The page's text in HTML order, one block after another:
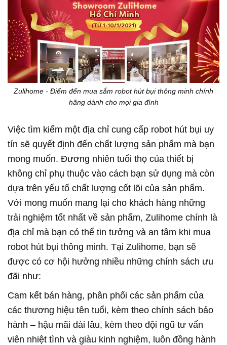
Zulihome - Điểm đến mua sắm robot hút bụi thông minh chính
hãng dành cho mọi gia đình
Việc tìm kiếm một địa chỉ cung cấp robot hút bụi uy
tín sẽ quyết định đến chất lượng sản phẩm mà bạn
mong muốn. Đương nhiên tuổi thọ của thiết bị
không chỉ phụ thuộc vào cách bạn sử dụng mà còn
dựa trên yếu tố chất lượng cốt lõi của sản phẩm.
Với mong muốn mang lại cho khách hàng những
trải nghiệm tốt nhất về sản phẩm, Zulihome chính là
địa chỉ mà bạn có thể tin tưởng và an tâm khi mua
robot hút bụi thông minh. Tại Zulihome, bạn sẽ
được có cơ hội hưởng nhiều những chính sách ưu
đãi như:
Cam kết bán hàng, phân phối các sản phẩm của
các thương hiệu tên tuổi, kèm theo chính sách bảo
hành – hậu mãi dài lâu, kèm theo đội ngũ tư vấn
viên nhiệt tình và giàu kinh nghiệm, luôn đồng hành